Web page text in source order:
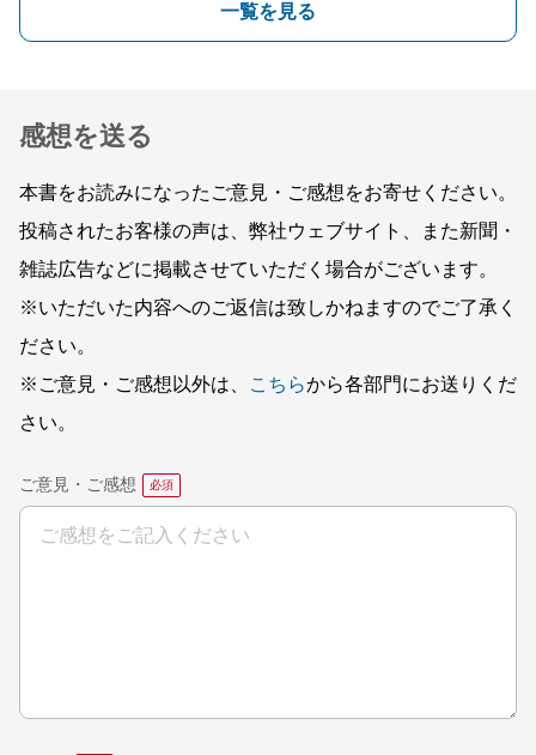
一覧を見る
感想を送る
本書をお読みになったご意見・ご感想をお寄せください。
投稿されたお客様の声は、弊社ウェブサイト、また新聞・
雑誌広告などに掲載させていただく場合がございます。
※いただいた内容へのご返信は致しかねますのでご了承く
ださい。
※ご意見・ご感想以外は、
こちらから各部門にお送りくだ
さい。
ご意見・ご感想